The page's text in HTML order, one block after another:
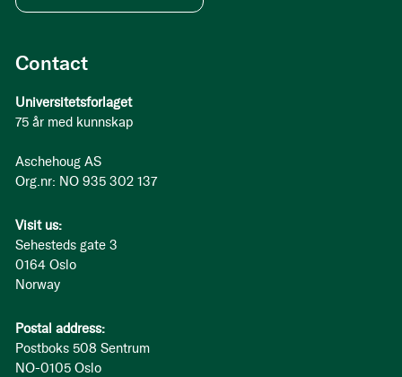
Contact
Universitetsforlaget
75 år med kunnskap
Aschehoug AS
Org.nr: NO 935 302 137
Visit us:
Sehesteds gate 3
0164 Oslo
Norway
Postal address:
Postboks 508 Sentrum
NO-0105 Oslo